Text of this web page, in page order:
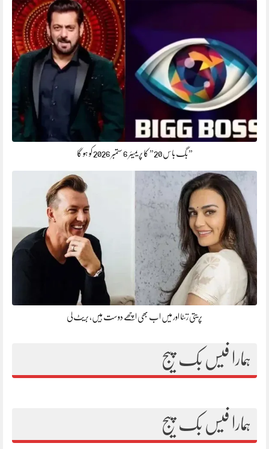
” بگ باس 20” کا پریمیئر 6 ستمبر 2026 کو ہو گا
پریتی زنٹا اور میں اب بھی اچھے دوست ہیں، بریٹ لی
ہمارا فیس بک پیج
ہمارا فیس بک پیج